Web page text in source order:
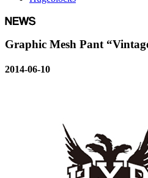
Graphic Mesh Pant
2014-06-10